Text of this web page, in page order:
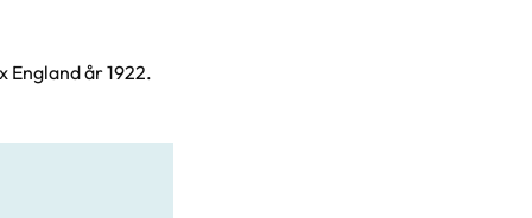
England år 1922.